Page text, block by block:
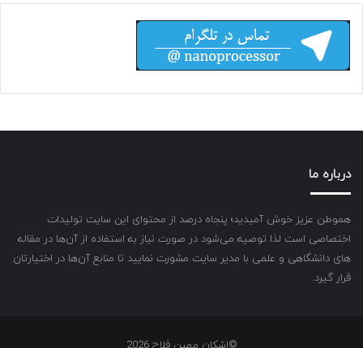
درباره ما
هموطن عزیز خوش آمیدید؛ پنجاه درصد از محتوای این سایت تولیدات
اختصاصی است لذا توصیه می‌شود در صورت نیاز به استفاده از آن‌ها در مقاله
های دانشگاهی و علمی با مدیر سایت مشورت نمایید تا منابع آن‌ها در اختیارتان
قرار گیرد.